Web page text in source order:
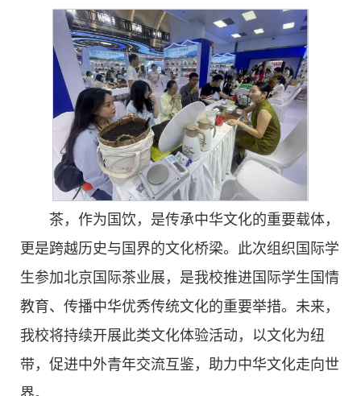
茶，作为国饮，是传承中华文化的重要载体，
更是跨越历史与国界的文化桥梁。此次组织国际学
生参加北京国际茶业展，是我校推进国际学生国情
教育、传播中华优秀传统文化的重要举措。未来，
我校将持续开展此类文化体验活动，以文化为纽
带，促进中外青年交流互鉴，助力中华文化走向世